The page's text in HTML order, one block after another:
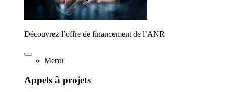
Découvrez l’offre de financement de l’ANR
Menu
Appels à projets